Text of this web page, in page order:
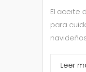
El aceite
para
Leer